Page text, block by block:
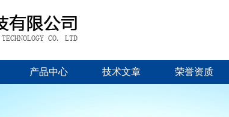
产品中心 技术文章 荣誉资质